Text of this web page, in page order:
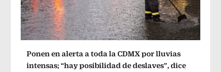
Ponen en alerta a toda la CDMX por lluvias
intensas; “hay posibilidad de deslaves”, dice